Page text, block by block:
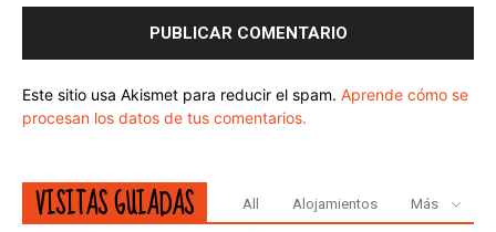
Este sitio usa Akismet para reducir el spam. Aprende cómo se
procesan los datos de tus comentarios.
VISITAS GUIADAS All Alojamientos Más